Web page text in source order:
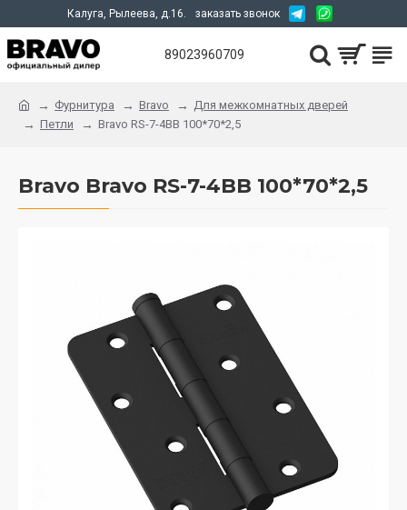
Калуга, Рылеева, д.16. заказать звонок
89023960709
Фурнитура Bravo
Для межкомнатных дверей
Петли
Bravo RS-7-4BB 100*70*2,5
Bravo Bravo RS-7-4BB 100*70*2,5